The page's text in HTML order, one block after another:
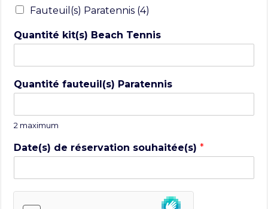
Fauteuil(s) Paratennis (4)
Quantité kit(s) Beach Tennis
Quantité fauteuil(s) Paratennis
2 maximum
Date(s) de réservation souhaitée(s)*